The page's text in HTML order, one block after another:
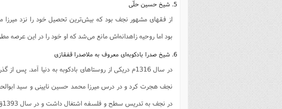
5. شیخ حسین حلّی
از فقهای مشهور نجف بود که بیش‌ترین تحصیل خود را نزد
بود اما روحیه زاهدانه‌اش مانع می‌شد که او خود را در این عرصه مطرح کند.
6. شیخ صدرا بادکوبه‌ای معروف به ملاصدرا قفقازی
نجف هجرت کرد و در درس میرزا محمد حسین نایینی و سید
در نجف به تدریس سطح و فلسفه اشتغال داشت و در سال 1393ق درگذشت.